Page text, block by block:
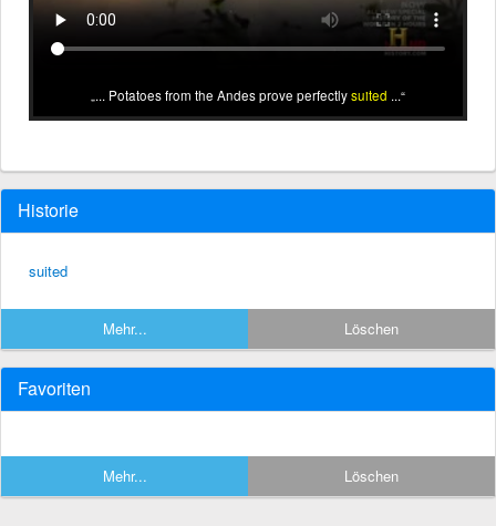
... Potatoes from the Andes prove perfectlysuited ...
Historie
suited
Mehr... Löschen
Favoriten
Mehr... Löschen